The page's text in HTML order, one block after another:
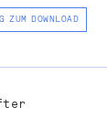
ZUM DOWNLOAD